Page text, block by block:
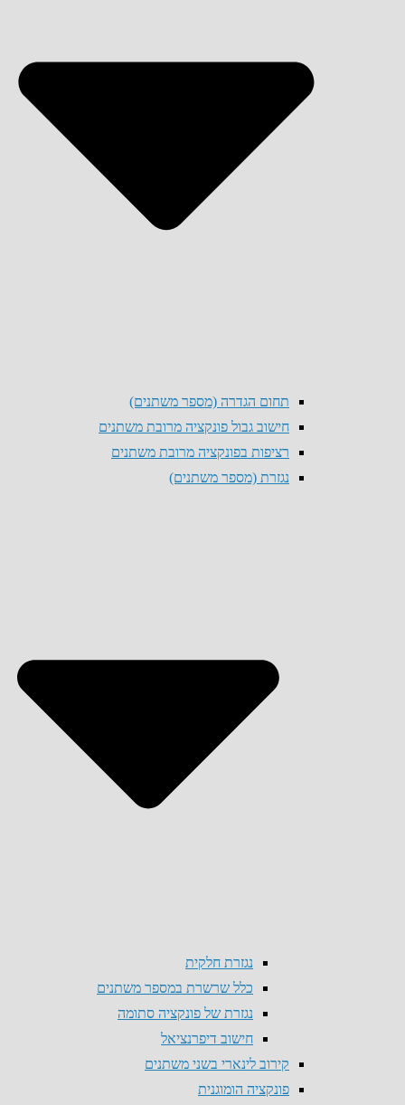
תחום הגדרה (מספר משתנים)
חישוב גבול פונקציה מרובת משתנים
רציפות בפונקציה מרובת משתנים
נגזרת (מספר משתנים)
נגזרת חלקית
כלל שרשרת במספר משתנים
נגזרת של פונקציה סתומה
חישוב דיפרנציאל
קירוב לינארי בשני משתנים
פונקציה הומוגנית